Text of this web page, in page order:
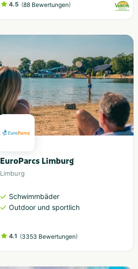
4.5 (88 Bewertungen)
EuroParcs Limburg
Limburg
Schwimmbäder
Outdoor und sportlich
4.1 (3353 Bewertungen)